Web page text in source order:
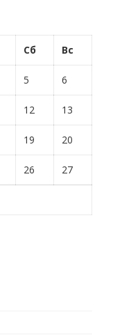
Сб Вс
5 6
12 13
19 20
26 27